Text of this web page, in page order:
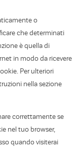
o
che determinati
è quella di
in modo da ricevere
Per ulteriori
nella sezione
correttamente se
nel tuo browser,
quando visiterai